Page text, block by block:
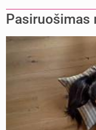
Pasiruošimas